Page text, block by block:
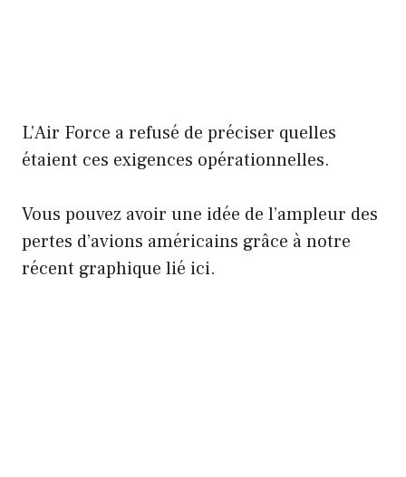
L’Air Force a refusé de préciser quelles
étaient ces exigences opérationnelles.
Vous pouvez avoir une idée de l’ampleur des
pertes d’avions américains grâce à notre
récent graphique lié ici.